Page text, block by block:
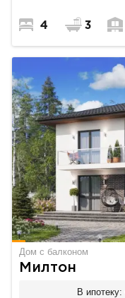
4 3
Дом с балконом
Милтон
В ипотеку: